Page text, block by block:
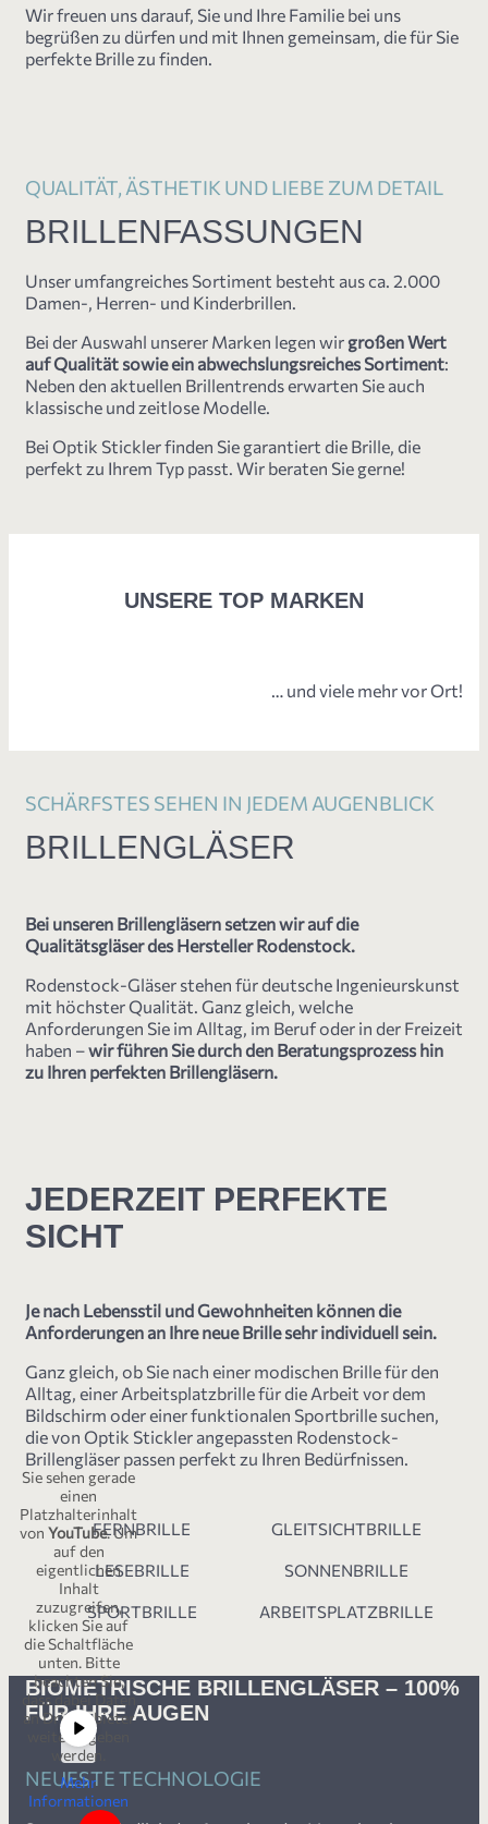
Wir freuen uns darauf, Sie und Ihre Familie bei uns
begrüßen zu dürfen und mit Ihnen gemeinsam, die für Sie
perfekte Brille zu finden.
QUALITÄT, ÄSTHETIK UND LIEBE ZUM DETAIL
BRILLENFASSUNGEN
Unser umfangreiches Sortiment besteht aus ca. 2.000
Damen-, Herren- und Kinderbrillen.
Bei der Auswahl unserer Marken legen wirgroßen Wert
auf Qualität sowie ein abwechslungsreiches Sortiment:
Neben den aktuellen Brillentrends erwarten Sie auch
klassische und zeitlose Modelle.
Bei Optik Stickler finden Sie garantiert die Brille, die
perfekt zu Ihrem Typ passt. Wir beraten Sie gerne!
UNSERE TOP MARKEN
… und viele mehr vor Ort!
SCHÄRFSTES SEHEN IN JEDEM AUGENBLICK
BRILLENGLÄSER
Bei unseren Brillengläsern setzen wir auf die
Qualitätsgläser des Hersteller Rodenstock.
Rodenstock-Gläser stehen für deutsche Ingenieurskunst
mit höchster Qualität. Ganz gleich, welche
Anforderungen Sie im Alltag, im Beruf oder in der Freizeit
haben –wir führen Sie durch den Beratungsprozess hin
zu Ihren perfekten Brillengläsern.
JEDERZEIT PERFEKTE
SICHT
Je nach Lebensstil und Gewohnheiten können die
Anforderungen an Ihre neue Brille sehr individuell sein.
Ganz gleich, ob Sie nach einer modischen Brille für den
Alltag, einer Arbeitsplatzbrille für die Arbeit vor dem
Bildschirm oder einer funktionalen Sportbrille suchen,
die von Optik Stickler angepassten Rodenstock-
Brillengläser passen perfekt zu Ihren Bedürfnissen.
FERNBRILLE GLEITSICHTBRILLE
LESEBRILLE SONNENBRILLE
SPORTBRILLE ARBEITSPLATZBRILLE
Sie sehen gerade
einen
Platzhalterinhalt
von YouTube. Um
auf den
eigentlichen
Inhalt
zuzugreifen,
klicken Sie auf
die Schaltfläche
unten. Bitte
beachten Sie,
dass dabei Daten
an Drittanbieter
weitergegeben
werden.
Mehr
Informationen
NEUESTE TECHNOLOGIE
BIOMETRISCHE BRILLENGLÄSER – 100%
FÜR IHRE AUGEN